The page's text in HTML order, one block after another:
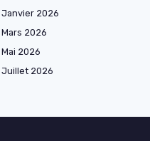
Janvier 2026
Mars 2026
Mai 2026
Juillet 2026